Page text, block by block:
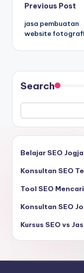
Previous Post
jasa pembuatan
website
Search
Belajar SEO Jogja
Konsultan SEO
Tool SEO
Konsultan SEO
Kursus SEO vs